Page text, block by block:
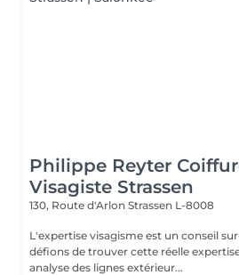
Philippe Reyter
Visagiste Strassen
130, Route d'Arlon Strassen L-8008
L'expertise visagisme est un conseil
défions de trouver cette réelle
analyse des lignes extérieur...